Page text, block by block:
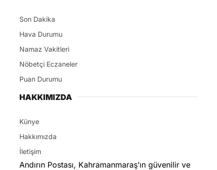
Son Dakika
Hava Durumu
Namaz Vakitleri
Nöbetçi Eczaneler
Puan Durumu
HAKKIMIZDA
Künye
Hakkımızda
İletişim
Andırın Postası, Kahramanmaraş’ın güvenilir ve